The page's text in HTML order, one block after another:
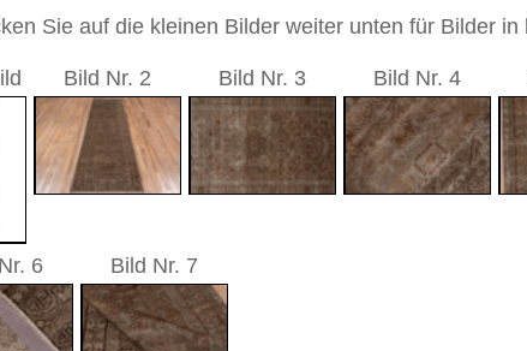
durchgemustert
/ traditionell orientalischer Teppich
Teppichs besteht aus Wolle
ist trotz seines Alters in gutem Zustand.
1940 | Iran